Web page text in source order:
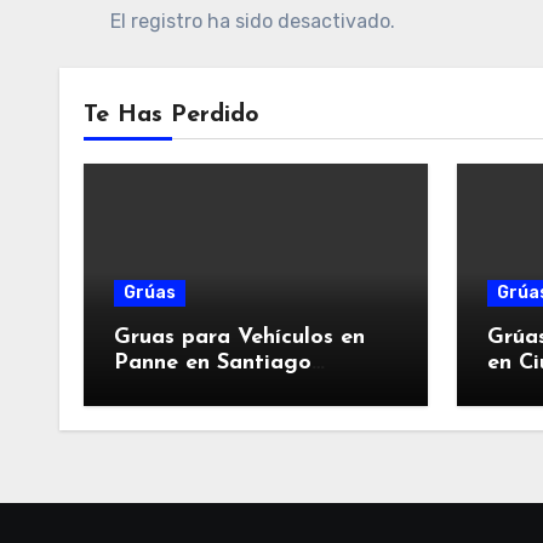
El registro ha sido desactivado.
Te Has Perdido
Grúas
Gruas para Vehículos en
Panne en Santiago
en